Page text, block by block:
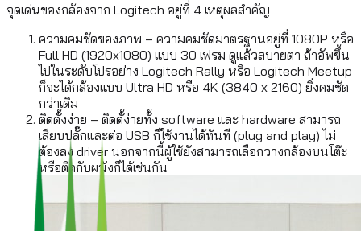
จุดเด่นของกล้องจาก Logitech อยู่ที่ 4 เหตุผลสำคัญ
ความคมชัดของภาพ – ความคมชัดมาตรฐานอยู่ที่ 1080P หรือ
Full HD (1920x1080) แบบ 30 เฟรม ดูแล้วสบายตา ถ้าอัพขึ้น
ไปในระดับโปรอย่าง Logitech Rally หรือ Logitech Meetup
ก็จะได้กล้องแบบ Ultra HD หรือ 4K (3840 x 2160) ยิ่งคมชัด
กว่าเดิม
ติดตั้งง่าย – ติดตั้ง่ายทั้ง software และ hardware สามารถ
เสียบปลั๊กและต่อ USB ก็ใช้งานได้ทันที (plug and play) ไม่
ต้องลง driver นอกจากนี้ผู้ใช้ยังสามารถเลือกวางกล้องบนโต๊ะ
หรือติดกับผนังก็ได้เช่นกัน